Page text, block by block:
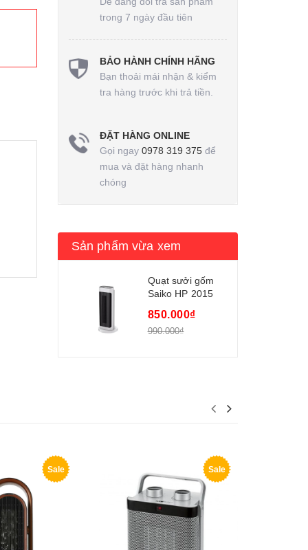
trong 7 ngày đầu tiên
BẢO HÀNH CHÍNH HÃNG
Bạn thoải mái nhận & kiểm
tra hàng trước khi trả tiền.
ĐẶT HÀNG ONLINE
Gọi ngay 0978 319 375để
mua và đặt hàng nhanh
chóng
Sản phẩm vừa xem
Quạt sưởi gốm
Saiko HP 2015
850.000₫
990.000₫
Sale Sale